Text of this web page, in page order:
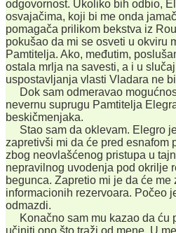
odgovornost. Ukoliko bih odbio,
osvajačima, koji bi me onda
pomagača prilikom bekstva iz
pokušao da mi se osveti u okviru
Pamtitelja. Ako, međutim,
ostala mrlja na savesti, a i u
uspostavljanja vlasti Vladara ne
Dok sam odmeravao
nevernu suprugu Pamtitelja
beskičmenjaka.
Stao sam da oklevam. Elegro
zapretivši mi da će pred esnafom
zbog neovlašćenog pristupa u
nepravilnog uvodenja pod okrilje
begunca. Zapretio mi je da će me
informacionih rezervoara. Počeo
odmazdi.
Konačno sam mu kazao da ću
učiniti ono što traži od mene. U